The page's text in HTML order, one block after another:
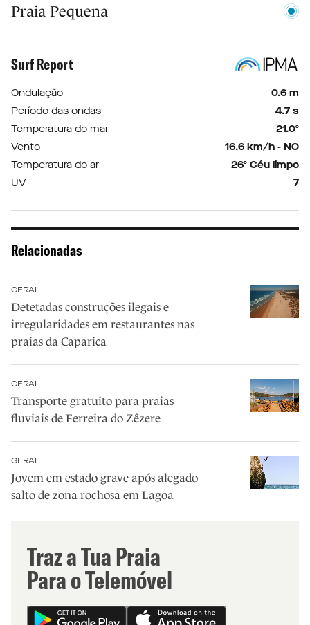
Praia Pequena
Surf Report
Ondulação
0.6 m
Período das ondas
4.7 s
Temperatura do mar
21.0º
Vento
16.6 km/h - NO
Temperatura do ar
26º Céu limpo
UV
7
Relacionadas
GERAL
Detetadas construções ilegais e
irregularidades em restaurantes nas
praias da Caparica
GERAL
Transporte gratuito para praias
fluviais de Ferreira do Zêzere
GERAL
Jovem em estado grave após alegado
salto de zona rochosa em Lagoa
Traz a Tua Praia
Para o Telemóvel